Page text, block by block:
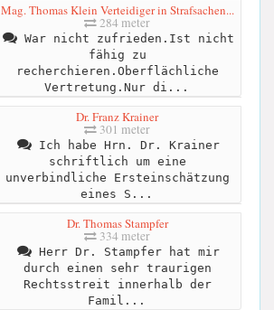
Mag. Thomas Klein Verteidiger in Strafsachen...
284 meter
War nicht zufrieden.Ist nicht
fähig zu
recherchieren.Oberflächliche
Vertretung.Nur di...
Dr. Franz Krainer
301 meter
Ich habe Hrn. Dr. Krainer
schriftlich um eine
unverbindliche Ersteinschätzung
eines S...
Dr. Thomas Stampfer
334 meter
Herr Dr. Stampfer hat mir
durch einen sehr traurigen
Rechtsstreit innerhalb der
Famil...